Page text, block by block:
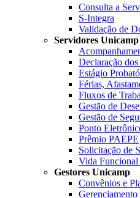
Consulta a
S-Integra
Validação de
Servidores Unicamp
Declaração
Estágio
Férias,
Fluxos de
Gestão de
Gestão de
Ponto
Prêmio PAEPE
Solicitação de
Vida
Gestores Unicamp
Convênios e
Gerenciamento